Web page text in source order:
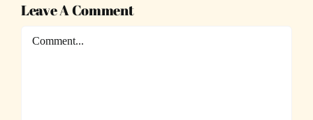
Leave A Comment
Comment